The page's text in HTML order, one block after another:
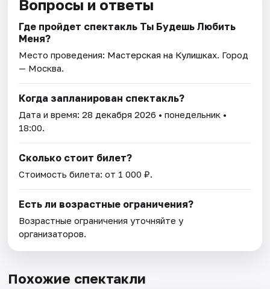
Вопросы и ответы
Где пройдет спектакль Ты Будешь Любить
Меня?
Место проведения: Мастерская на Кулишках. Город
— Москва.
Когда запланирован спектакль?
Дата и время:28 декабря 2026 • понедельник •
18:00.
Сколько стоит билет?
Стоимость билета: от 1 000 ₽.
Есть ли возрастные ограничения?
Возрастные ограничения уточняйте у
организаторов.
Похожие спектакли